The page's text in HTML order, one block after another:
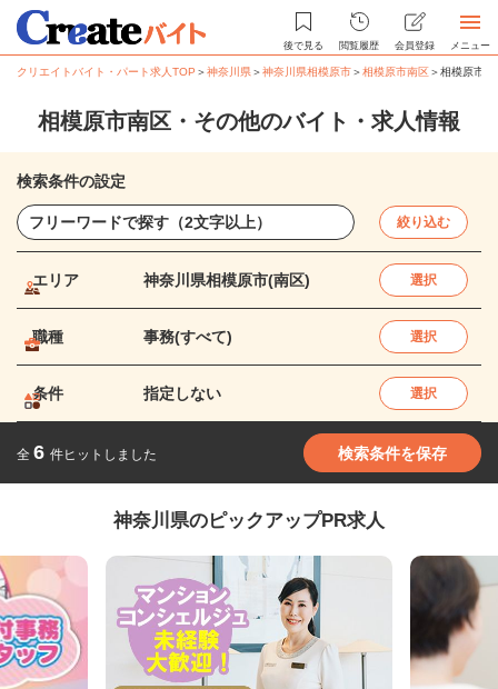
後で見る 閲覧履歴 会員登録 メニュー
クリエイトバイト・パート求人TOP ＞神奈川県＞神奈川県相模原市＞相模原市南区＞相模原市
相模原市南区・その他のバイト・求人情報
検索条件の設定
絞り込む
エリア 神奈川県相模原市(南区) 選択
職種 事務(すべて) 選択
条件 指定しない 選択
全 6 件ヒットしました 検索条件を保存
神奈川県のピックアップPR求人